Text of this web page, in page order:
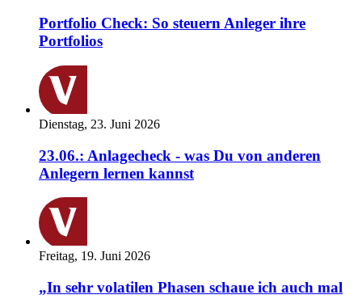
Portfolio Check: So steuern Anleger ihre
Portfolios
Dienstag, 23. Juni 2026
23.06.: Anlagecheck - was Du von anderen
Anlegern lernen kannst
Freitag, 19. Juni 2026
„In sehr volatilen Phasen schaue ich auch mal